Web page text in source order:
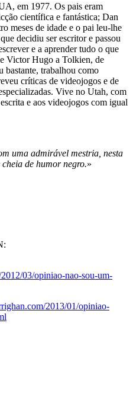
em 1977. Os pais eram
científica e fantástica; Dan
meses de idade e o pai leu-lhe
decidiu ser escritor e passou
e a aprender tudo o que
Victor Hugo a Tolkien, de
trabalhou como
críticas de videojogos e de
Vive no Utah, com
e aos videojogos com igual
uma admirável mestria, nesta
de humor negro.»
03/opiniao-nao-sou-um-
2013/01/opiniao-